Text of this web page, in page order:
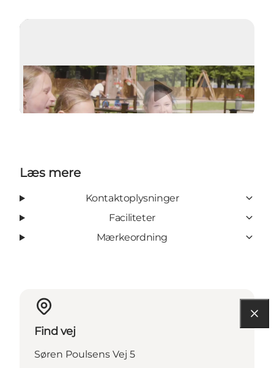
Afspil video
Læs mere
Kontaktoplysninger
Faciliteter
Mærkeordning
Find vej
Søren Poulsens Vej 5